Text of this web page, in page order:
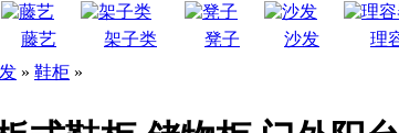
藤艺 架子类 凳子 沙发 理
» 鞋柜 »